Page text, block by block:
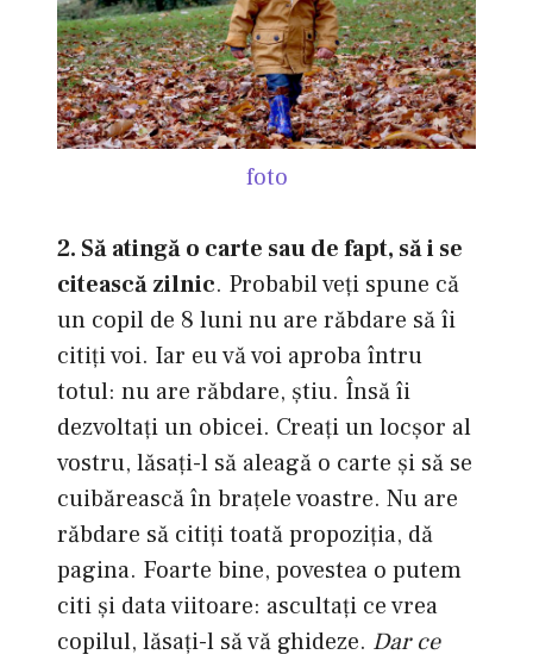
foto
2. Să atingă o carte sau de fapt, să i se
citească zilnic. Probabil veţi spune că
un copil de 8 luni nu are răbdare să îi
citiţi voi. Iar eu vă voi aproba întru
totul: nu are răbdare, ştiu. Însă îi
dezvoltaţi un obicei. Creaţi un locşor al
vostru, lăsaţi-l să aleagă o carte şi să se
cuibărească în braţele voastre. Nu are
răbdare să citiţi toată propoziţia, dă
pagina. Foarte bine, povestea o putem
citi şi data viitoare: ascultaţi ce vrea
copilul, lăsaţi-l să vă ghideze. Dar ce